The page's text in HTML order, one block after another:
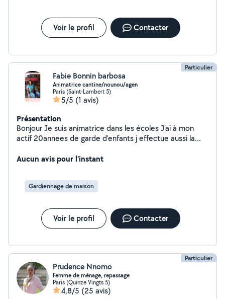
Voir le profil Contacter
Particulier
Fabie Bonnin barbosa
Animatrice cantine/nounou/agen
Paris (Saint-Lambert 5)
5/5 (1 avis)
Présentation
Bonjour Je suis animatrice dans les écoles J'ai à mon
actif 20annees de garde d'enfants j effectue aussi la
personne sérieuse attentionnée et responsable Si vous
contacter
Aucun avis pour l'instant
Gardiennage de maison
Voir le profil Contacter
Particulier
Prudence Nnomo
Femme de ménage, repassage
Paris (Quinze Vingts 5)
4,8/5 (25 avis)